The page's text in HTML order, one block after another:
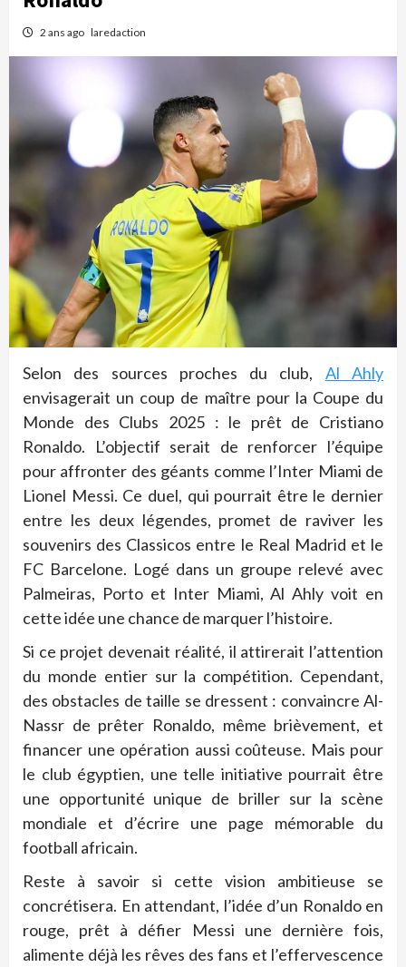
2 ans ago laredaction
Selon des sources proches du club, Al Ahly
envisagerait un coup de maître pour la Coupe du
Monde des Clubs 2025 : le prêt de Cristiano
Ronaldo. L’objectif serait de renforcer l’équipe
pour affronter des géants comme l’Inter Miami de
Lionel Messi. Ce duel, qui pourrait être le dernier
entre les deux légendes, promet de raviver les
souvenirs des Classicos entre le Real Madrid et le
FC Barcelone. Logé dans un groupe relevé avec
Palmeiras, Porto et Inter Miami, Al Ahly voit en
cette idée une chance de marquer l’histoire.
Si ce projet devenait réalité, il attirerait l’attention
du monde entier sur la compétition. Cependant,
des obstacles de taille se dressent : convaincre Al-
Nassr de prêter Ronaldo, même brièvement, et
financer une opération aussi coûteuse. Mais pour
le club égyptien, une telle initiative pourrait être
une opportunité unique de briller sur la scène
mondiale et d’écrire une page mémorable du
football africain.
Reste à savoir si cette vision ambitieuse se
concrétisera. En attendant, l’idée d’un Ronaldo en
rouge, prêt à défier Messi une dernière fois,
alimente déjà les rêves des fans et l’effervescence